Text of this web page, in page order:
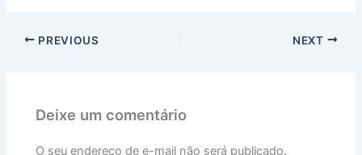
PREVIOUS NEXT
Deixe um comentário
O seu endereço de e-mail não será publicado.